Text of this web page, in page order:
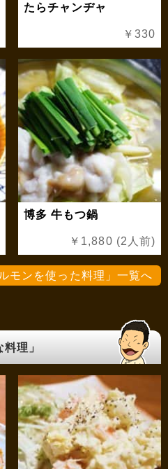
たらチャンヂャ
￥330
博多 牛もつ鍋
￥1,880 (2人前)
ルモンを使った料理」一覧へ
理」